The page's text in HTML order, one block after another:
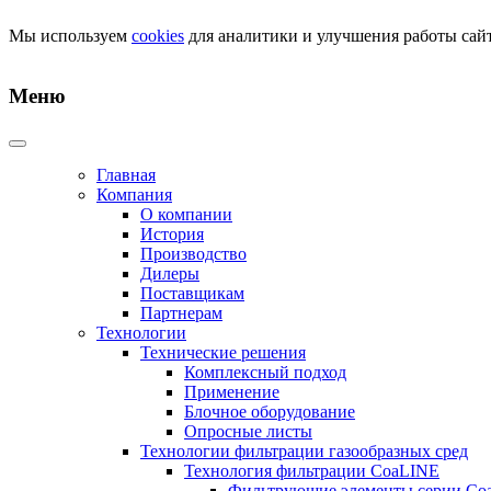
Мы используем cookies для аналитики и улучшения работы
Меню
Главная
Компания
О компании
История
Производство
Дилеры
Поставщикам
Партнерам
Технологии
Технические решения
Комплексный подход
Применение
Блочное оборудование
Опросные листы
Технологии фильтрации газообразных сред
Технология фильтрации CoaLINE